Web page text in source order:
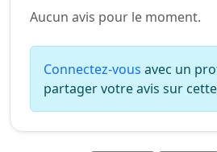
Aucun avis pour le moment.
Connectez-vous avec un
partager votre avis sur